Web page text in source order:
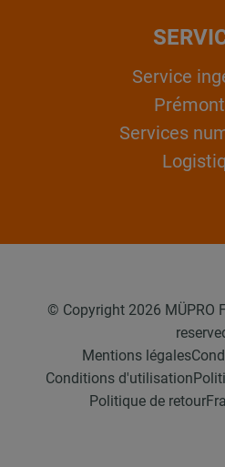
Service
Services
© Copyright 2026 MÜPRO
Mentions légales
Conditions d'utilisation
Politique de retour